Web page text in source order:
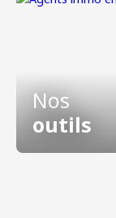
Nos
outils